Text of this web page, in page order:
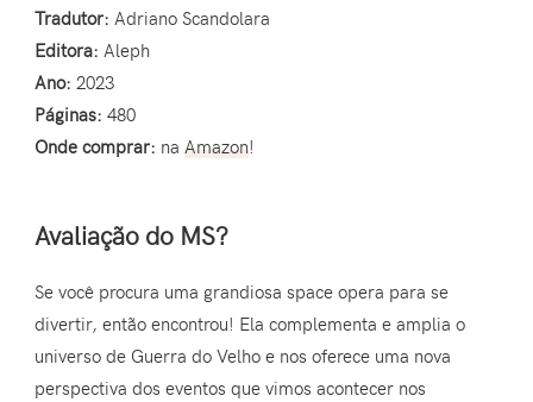
Tradutor: Adriano Scandolara
Editora: Aleph
Ano: 2023
Páginas: 480
Onde comprar: naAmazon!
Avaliação do MS?
Se você procura uma grandiosa space opera para se
divertir, então encontrou! Ela complementa e amplia o
universo de Guerra do Velho e nos oferece uma nova
perspectiva dos eventos que vimos acontecer nos